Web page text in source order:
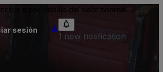
o por debajo del valor nominal.
sesión
1 new notification